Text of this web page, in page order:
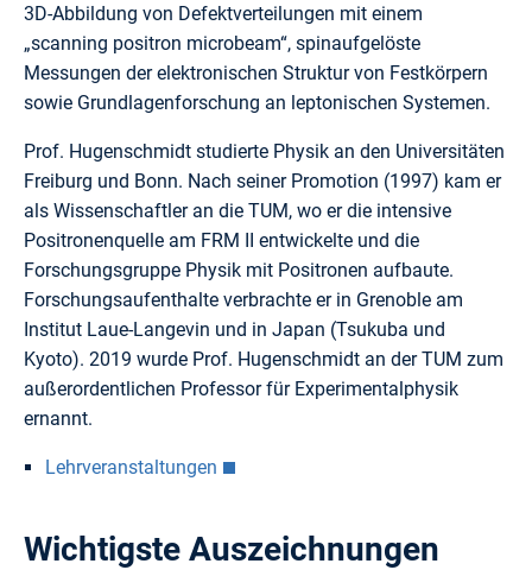
3D-Abbildung von Defektverteilungen mit einem
„scanning positron microbeam“, spinaufgelöste
Messungen der elektronischen Struktur von Festkörpern
sowie Grundlagenforschung an leptonischen Systemen.
Prof. Hugenschmidt studierte Physik an den Universitäten
Freiburg und Bonn. Nach seiner Promotion (1997) kam er
als Wissenschaftler an die TUM, wo er die intensive
Positronenquelle am FRM II entwickelte und die
Forschungsgruppe Physik mit Positronen aufbaute.
Forschungsaufenthalte verbrachte er in Grenoble am
Institut Laue-Langevin und in Japan (Tsukuba und
Kyoto). 2019 wurde Prof. Hugenschmidt an der TUM zum
außerordentlichen Professor für Experimentalphysik
ernannt.
Lehrveranstaltungen
Wichtigste Auszeichnungen